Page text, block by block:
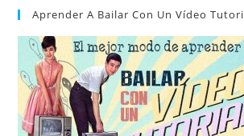
Aprender A Bailar Con Un Vídeo